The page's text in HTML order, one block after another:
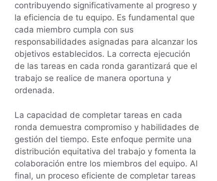
contribuyendo significativamente al progreso y
la eficiencia de tu equipo. Es fundamental que
cada miembro cumpla con sus
responsabilidades asignadas para alcanzar los
objetivos establecidos. La correcta ejecución
de las tareas en cada ronda garantizará que el
trabajo se realice de manera oportuna y
ordenada.
La capacidad de completar tareas en cada
ronda demuestra compromiso y habilidades de
gestión del tiempo. Este enfoque permite una
distribución equitativa del trabajo y fomenta la
colaboración entre los miembros del equipo. Al
final, un proceso eficiente de completar tareas